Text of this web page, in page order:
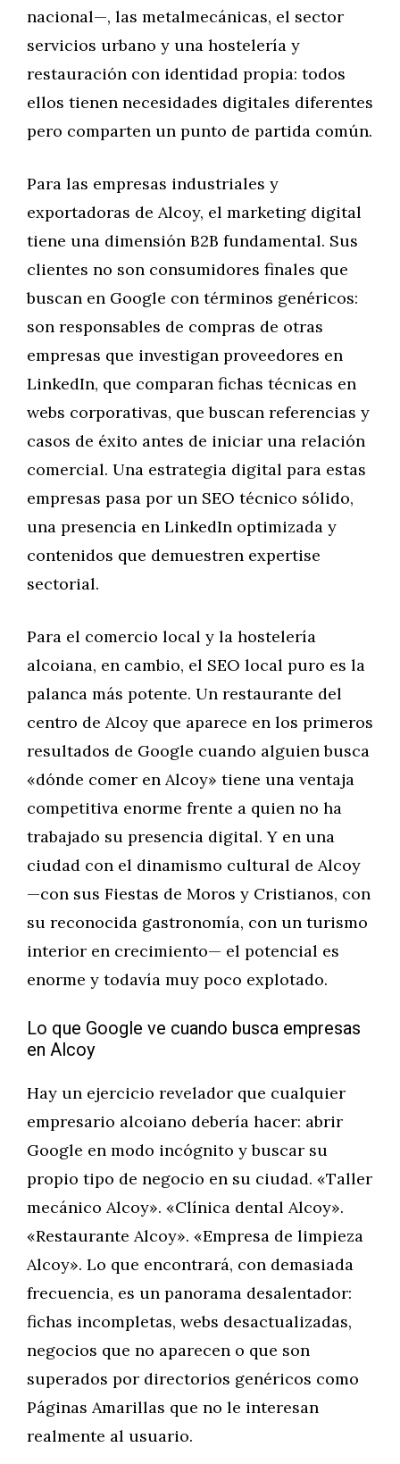
nacional—, las metalmecánicas, el sector
servicios urbano y una hostelería y
restauración con identidad propia: todos
ellos tienen necesidades digitales diferentes
pero comparten un punto de partida común.
Para las empresas industriales y
exportadoras de Alcoy, el marketing digital
tiene una dimensión B2B fundamental. Sus
clientes no son consumidores finales que
buscan en Google con términos genéricos:
son responsables de compras de otras
empresas que investigan proveedores en
LinkedIn, que comparan fichas técnicas en
webs corporativas, que buscan referencias y
casos de éxito antes de iniciar una relación
comercial. Una estrategia digital para estas
empresas pasa por un SEO técnico sólido,
una presencia en LinkedIn optimizada y
contenidos que demuestren expertise
sectorial.
Para el comercio local y la hostelería
alcoiana, en cambio, el SEO local puro es la
palanca más potente. Un restaurante del
centro de Alcoy que aparece en los primeros
resultados de Google cuando alguien busca
«dónde comer en Alcoy» tiene una ventaja
competitiva enorme frente a quien no ha
trabajado su presencia digital. Y en una
ciudad con el dinamismo cultural de Alcoy
—con sus Fiestas de Moros y Cristianos, con
su reconocida gastronomía, con un turismo
interior en crecimiento— el potencial es
enorme y todavía muy poco explotado.
Lo que Google ve cuando busca empresas
en Alcoy
Hay un ejercicio revelador que cualquier
empresario alcoiano debería hacer: abrir
Google en modo incógnito y buscar su
propio tipo de negocio en su ciudad. «Taller
mecánico Alcoy». «Clínica dental Alcoy».
«Restaurante Alcoy». «Empresa de limpieza
Alcoy». Lo que encontrará, con demasiada
frecuencia, es un panorama desalentador:
fichas incompletas, webs desactualizadas,
negocios que no aparecen o que son
superados por directorios genéricos como
Páginas Amarillas que no le interesan
realmente al usuario.